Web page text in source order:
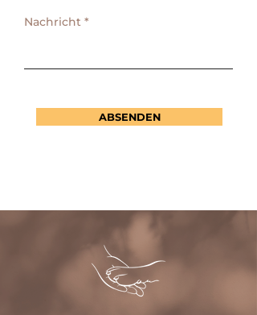
Nachricht
ABSENDEN